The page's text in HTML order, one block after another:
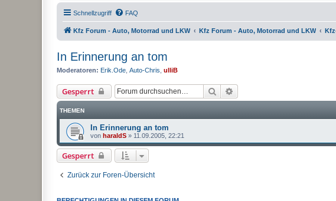
Schnellzugriff FAQ
Kfz Forum - Auto, Motorrad und LKW Kfz Forum - Auto, Motorrad und LKW
In Erinnerung an tom
Moderatoren: Erik.Ode Auto-Chris ulliB
Gesperrt Suche
THEMEN
In Erinnerung an tom
von haraldS » 11.09.2005, 22:21
Gesperrt
Zurück zur Foren-Übersicht